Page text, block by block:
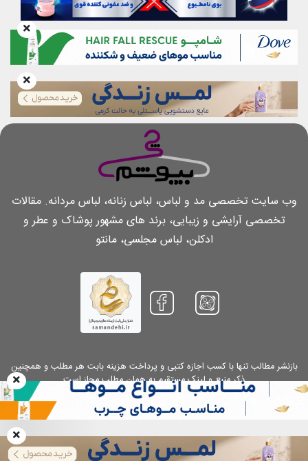
وب سایت تخصصی مد و لباس، لباس زنانه، لباس مردانه. مقالات
تخصصی آرایشی و زیبایی، برند های مشهور پوشاک و عطر و
ادکلن، لباس مجلسی، مانتو
بازنشر مطالب تنها با کسب اجازه کتبی و پرداخت هزینه بابت هر مطلب و همچنین
ذکر منبع و لینک مستقیم به همان مطلب مجاز است
Copyright 2026. Chibepoosham.com . All Rights Reserved